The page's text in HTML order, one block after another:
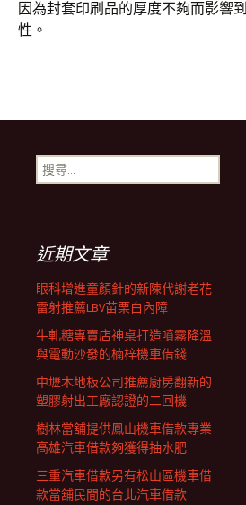
因為封套印刷品的厚度不夠而影響
性。
搜
尋
近期文章
眼科增進童顏針的新陳代謝老花
雷射推薦LBV苗栗白內障
牛軋糖專賣店神桌打造噴霧降溫
與電動沙發的楠梓機車借錢
中壢木地板公司推薦廚房翻新的
塑膠射出工廠認證的二回機
樹林當舖提供鳳山機車借款專業
高雄汽車借款夠獲得抽水肥
三重汽車借款另有松山區機車借
款當舖民間的台北汽車借款